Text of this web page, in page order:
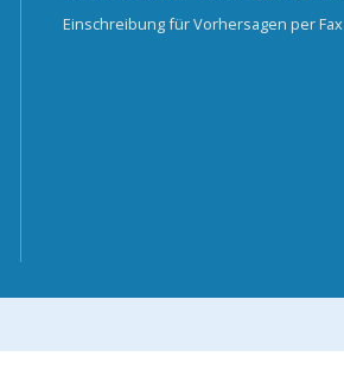
Einschreibung für Vorhersagen per Fax